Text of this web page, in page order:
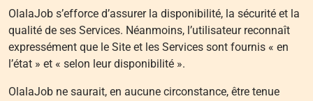
OlalaJob s’efforce d’assurer la disponibilité, la sécurité et la
qualité de ses Services. Néanmoins, l’utilisateur reconnaît
expressément que le Site et les Services sont fournis « en
l’état » et « selon leur disponibilité ».
OlalaJob ne saurait, en aucune circonstance, être tenue